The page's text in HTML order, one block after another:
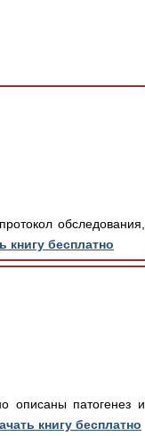
обследования,
книгу бесплатно
описаны патогенез и
книгу бесплатно